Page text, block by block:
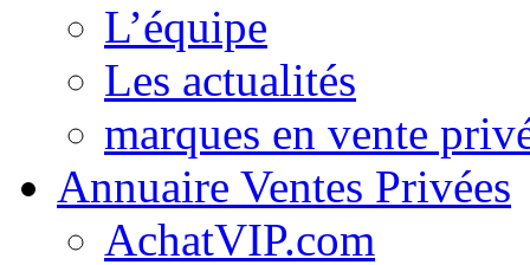
L’équipe
Les actualités
marques en vente
Annuaire Ventes Privées
AchatVIP.com